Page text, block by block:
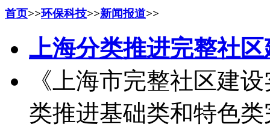
首页>>环保科技>>新闻报道>>
上海分类推进完整社区
《上海市完整社区建
类推进基础类和特色